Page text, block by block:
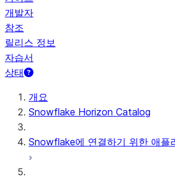
개발자
참조
릴리스 정보
자습서
상태
개요
Snowflake Horizon Catalog
Snowflake에 연결하기 위한 애플